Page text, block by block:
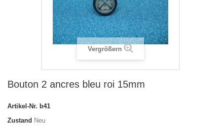
Vergrößern
Bouton 2 ancres bleu roi 15mm
Artikel-Nr. b41
Zustand Neu